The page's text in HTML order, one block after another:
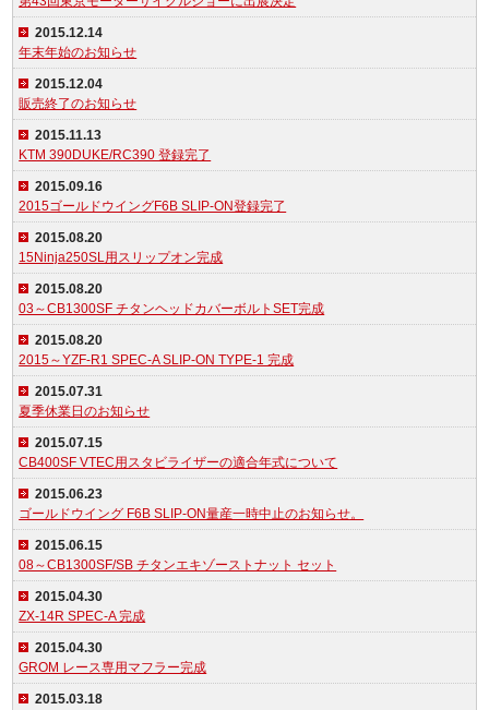
2015.12.14
年末年始のお知らせ
2015.12.04
販売終了のお知らせ
2015.11.13
KTM 390DUKE/RC390 登録完了
2015.09.16
2015ゴールドウイングF6B SLIP-ON登録完了
2015.08.20
15Ninja250SL用スリップオン完成
2015.08.20
03～CB1300SF チタンヘッドカバーボルトSET完成
2015.08.20
2015～YZF-R1 SPEC-A SLIP-ON TYPE-1 完成
2015.07.31
夏季休業日のお知らせ
2015.07.15
CB400SF VTEC用スタビライザーの適合年式について
2015.06.23
ゴールドウイング F6B SLIP-ON量産一時中止のお知らせ。
2015.06.15
08～CB1300SF/SB チタンエキゾーストナット セット
2015.04.30
ZX-14R SPEC-A 完成
2015.04.30
GROM レース専用マフラー完成
2015.03.18